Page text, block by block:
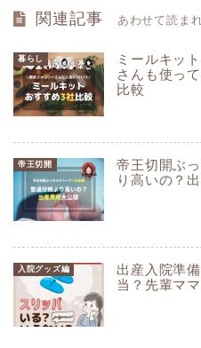
関連記事 あわせて読ま
暮らし
ミールキッ
さんも使っ
比較
帝王切開
帝王切開ぶ
り高いの？
入院グッズ編
出産入院準
当？先輩マ